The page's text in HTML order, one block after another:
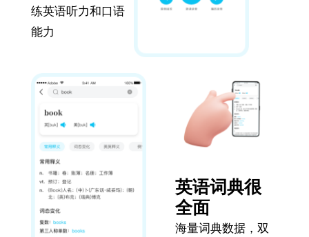
练英语听力和口语
能力
英语词典很
全面
海量词典数据，双